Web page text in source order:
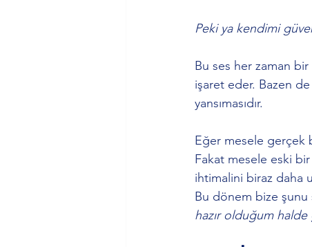
Peki ya kendimi
Bu ses her zaman
işaret eder. Bazen
yansımasıdır.
Eğer mesele gerçek
Fakat mesele eski
ihtimalini biraz daha
Bu dönem bize şunu
hazır olduğum